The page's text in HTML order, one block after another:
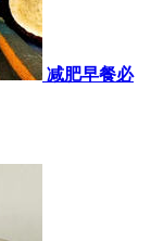
减肥早餐必